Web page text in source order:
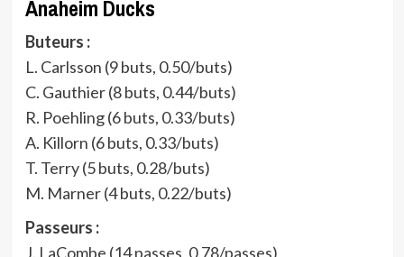
Anaheim Ducks
Buteurs :
L. Carlsson (9 buts, 0.50/buts)
C. Gauthier (8 buts, 0.44/buts)
R. Poehling (6 buts, 0.33/buts)
A. Killorn (6 buts, 0.33/buts)
T. Terry (5 buts, 0.28/buts)
M. Marner (4 buts, 0.22/buts)
Passeurs :
J. LaCombe (14 passes, 0.78/passes)